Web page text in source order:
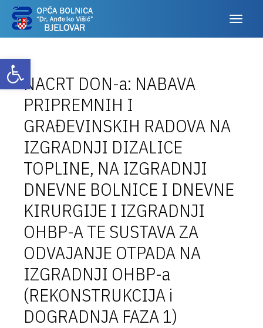
Otvori alatnu traku
NACRT DON-a: NABAVA
PRIPREMNIH I
GRAĐEVINSKIH RADOVA NA
IZGRADNJI DIZALICE
TOPLINE, NA IZGRADNJI
DNEVNE BOLNICE I DNEVNE
KIRURGIJE I IZGRADNJI
OHBP-A TE SUSTAVA ZA
ODVAJANJE OTPADA NA
IZGRADNJI OHBP-a
(REKONSTRUKCIJA i
DOGRADNJA FAZA 1)